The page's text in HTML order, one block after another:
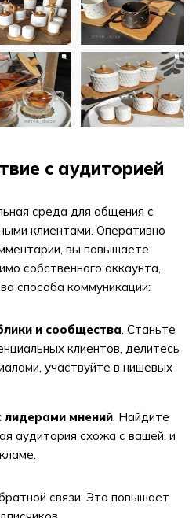
с аудиторией
среда для общения с
клиентами. Оперативно
вы повышаете
собственного аккаунта,
способа коммуникации:
и сообщества. Станьте
клиентов, делитесь
участвуйте в нишевых
лидерами мнений. Найдите
аудитория схожа с вашей, и
связи. Это повышает